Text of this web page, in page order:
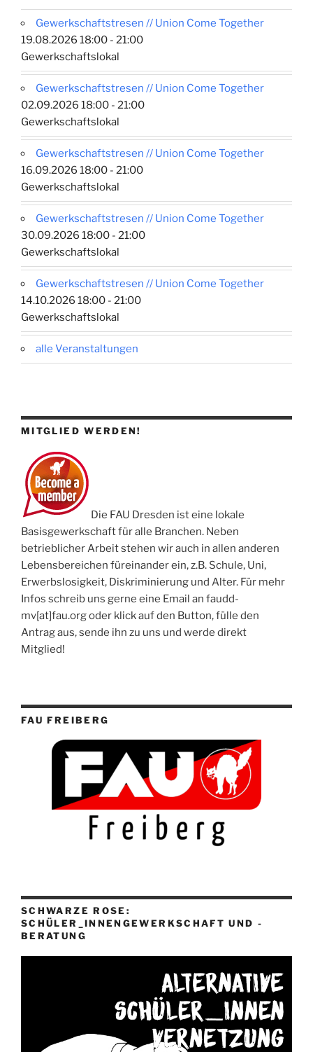
Gewerkschaftstresen // Union Come Together
19.08.2026 18:00 - 21:00
Gewerkschaftslokal
Gewerkschaftstresen // Union Come Together
02.09.2026 18:00 - 21:00
Gewerkschaftslokal
Gewerkschaftstresen // Union Come Together
16.09.2026 18:00 - 21:00
Gewerkschaftslokal
Gewerkschaftstresen // Union Come Together
30.09.2026 18:00 - 21:00
Gewerkschaftslokal
Gewerkschaftstresen // Union Come Together
14.10.2026 18:00 - 21:00
Gewerkschaftslokal
alle Veranstaltungen
MITGLIED WERDEN!
Die FAU Dresden ist eine lokale
Basisgewerkschaft für alle Branchen. Neben
betrieblicher Arbeit stehen wir auch in allen anderen
Lebensbereichen füreinander ein, z.B. Schule, Uni,
Erwerbslosigkeit, Diskriminierung und Alter. Für mehr
Infos schreib uns gerne eine Email an faudd-
mv[at]fau.org oder klick auf den Button, fülle den
Antrag aus, sende ihn zu uns und werde direkt
Mitglied!
FAU FREIBERG
SCHWARZE ROSE:
SCHÜLER_INNENGEWERKSCHAFT UND -
BERATUNG